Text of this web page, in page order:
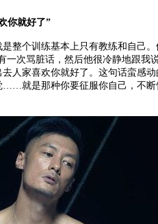
你就好了”
个训练基本上只有教练和自己。
一次骂脏话，然后他很冷静地跟我
人家喜欢你就好了。这句话蛮感
……就是那种你要征服你自己，不断